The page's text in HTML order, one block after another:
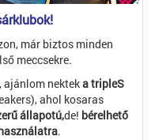
már biztos minden
meccsekre.
ajánlom nekteka tripleS
ahol kosaras
állapotú,de! bérelhető
.